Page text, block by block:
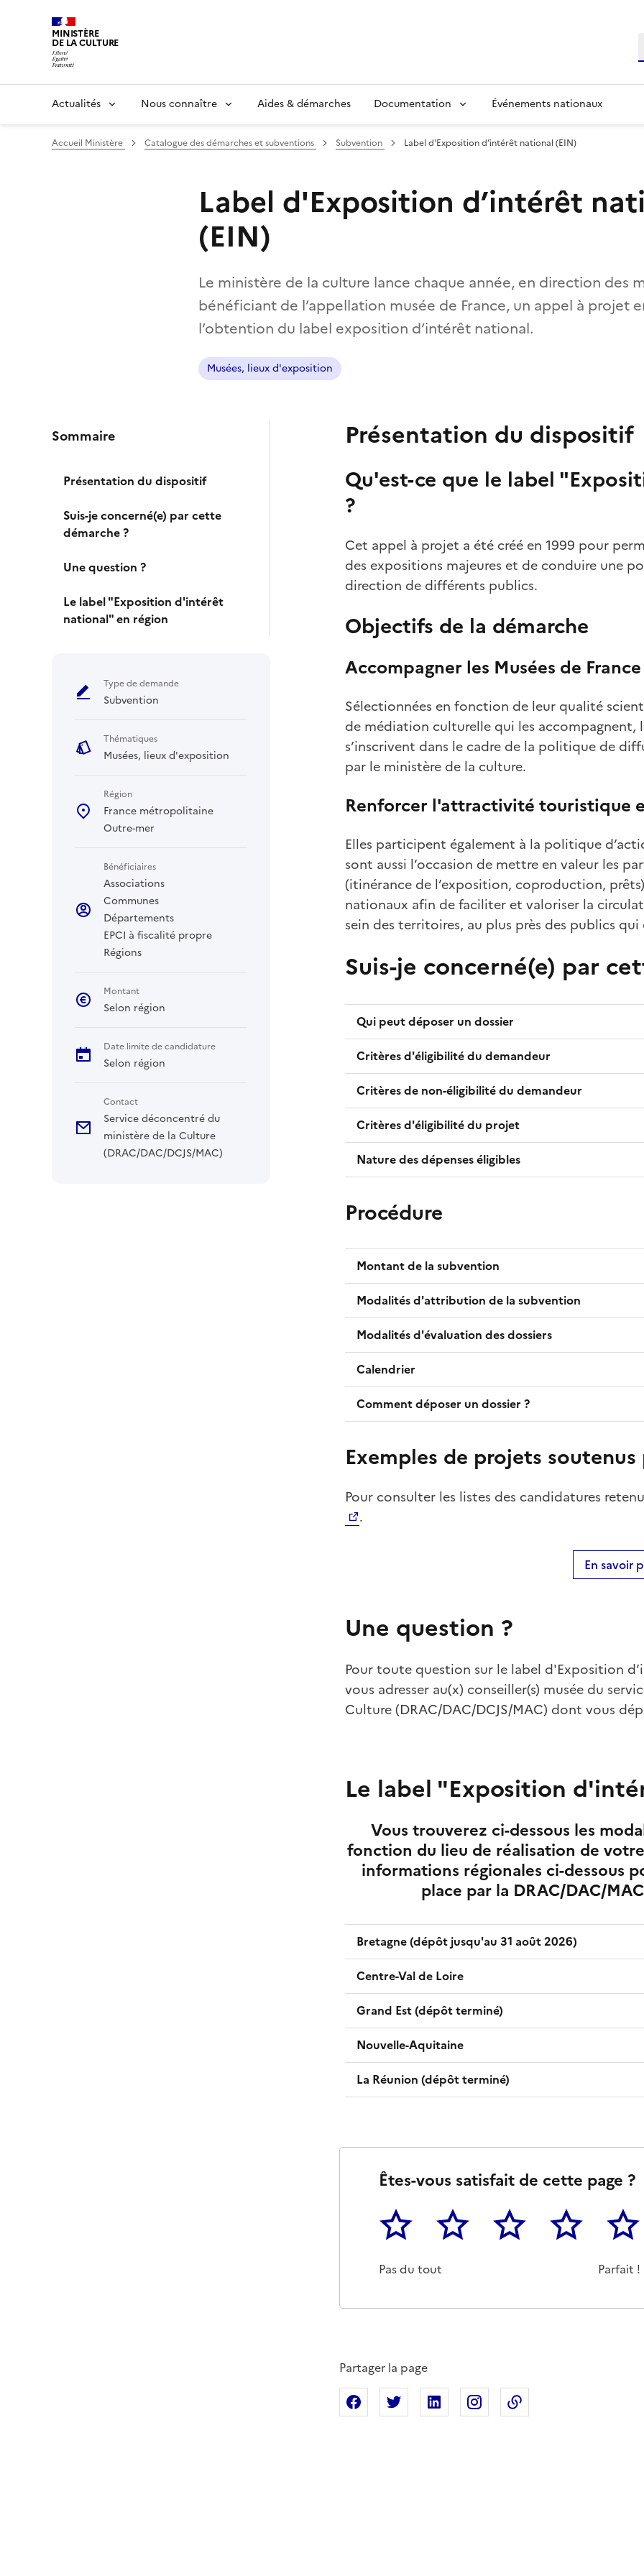
MINISTÈRE
DE LA CULTURE
Actualités Nous connaître Aides & démarches Documentation Événements nationaux
Accueil Ministère Catalogue des démarches et subventions Subvention Label d'Exposition d’intérêt national (EIN)
Label d'Exposition d’intérêt
(EIN)
Le ministère de la culture lance chaque année, en direction des
bénéficiant de l’appellation musée de France, un appel à projet
l’obtention du label exposition d’intérêt national.
Musées, lieux d'exposition
Sommaire
Présentation du dispositif
Suis-je concerné(e) par cette
démarche ?
Une question ?
Le label "Exposition d'intérêt
national" en région
Type de demande
Subvention
Thématiques
Musées, lieux d'exposition
Région
France métropolitaine
Outre-mer
Bénéficiaires
Associations
Communes
Départements
EPCI à fiscalité propre
Régions
Montant
Selon région
Date limite de candidature
Selon région
Contact
Service déconcentré du
ministère de la Culture
(DRAC/DAC/DCJS/MAC)
Présentation du dispositif
Qu'est-ce que le label
?
Cet appel à projet a été créé en 1999 pour
des expositions majeures et de conduire une
direction de différents publics.
Objectifs de la démarche
Accompagner les Musées de France
Sélectionnées en fonction de leur qualité
de médiation culturelle qui les accompagnent,
s’inscrivent dans le cadre de la politique de
par le ministère de la culture.
Renforcer l'attractivité touristique
Elles participent également à la politique
sont aussi l’occasion de mettre en valeur les
(itinérance de l’exposition, coproduction,
nationaux afin de faciliter et valoriser la
sein des territoires, au plus près des publics qui
Suis-je concerné(e) par
Qui peut déposer un dossier
Critères d'éligibilité du demandeur
Critères de non-éligibilité du demandeur
Critères d'éligibilité du projet
Nature des dépenses éligibles
Procédure
Montant de la subvention
Modalités d'attribution de la subvention
Modalités d'évaluation des dossiers
Calendrier
Comment déposer un dossier ?
Exemples de projets
Pour consulter les listes des candidatures
.
En savoir
Une question ?
Pour toute question sur le label d'Exposition
vous adresser au(x) conseiller(s) musée du
Culture (DRAC/DAC/DCJS/MAC) dont vous
Le label "Exposition
Vous trouverez ci-dessous les
fonction du lieu de réalisation de
informations régionales ci-dessous
place par la DRAC/DAC/
Bretagne (dépôt jusqu'au 31 août 2026)
Centre-Val de Loire
Grand Est (dépôt terminé)
Nouvelle-Aquitaine
La Réunion (dépôt terminé)
Êtes-vous satisfait de cette page ?
1
Pas du tout
2 3 4 5
Parfait !
Partager la page
Partager sur Facebook
Partager sur XPartager sur Linkedin
Partager sur Instagram